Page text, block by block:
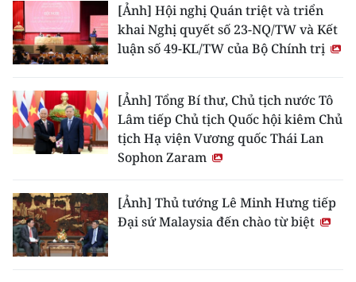
[Ảnh] Hội nghị Quán triệt và triển
khai Nghị quyết số 23-NQ/TW và Kết
luận số 49-KL/TW của Bộ Chính trị
[Ảnh] Tổng Bí thư, Chủ tịch nước Tô
Lâm tiếp Chủ tịch Quốc hội kiêm Chủ
tịch Hạ viện Vương quốc Thái Lan
Sophon Zaram
[Ảnh] Thủ tướng Lê Minh Hưng tiếp
Đại sứ Malaysia đến chào từ biệt